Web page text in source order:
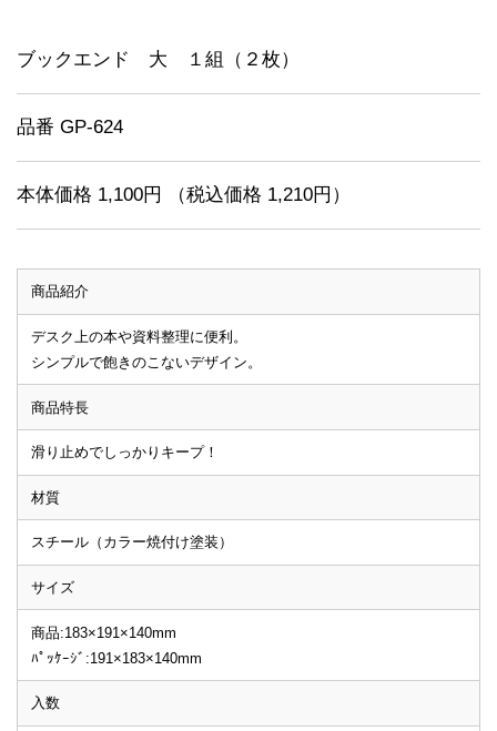
ブックエンド 大 １組（２枚）
品番 GP-624
本体価格 1,100円 （税込価格 1,210円）
商品紹介
デスク上の本や資料整理に便利。
シンプルで飽きのこないデザイン。
商品特長
滑り止めでしっかりキープ！
材質
スチール（カラー焼付け塗装）
サイズ
商品:183×191×140mm
ﾊﾟｯｹｰｼﾞ:191×183×140mm
入数